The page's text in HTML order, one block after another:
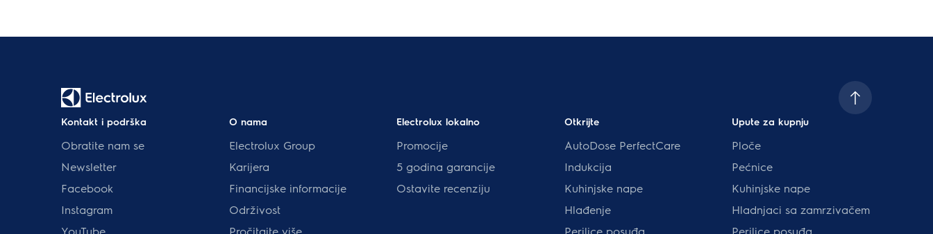
Kontakt i podrška
Obratite nam se
Newsletter
Facebook
Instagram
YouTube
O nama
Electrolux Group
Karijera
Financijske informacije
Održivost
Pročitajte više
Electrolux lokalno
Promocije
5 godina garancije
Ostavite recenziju
Otkrijte
AutoDose PerfectCare
Indukcija
Kuhinjske nape
Hlađenje
Perilice posuđa
Upute za kupnju
Ploče
Pećnice
Kuhinjske nape
Hladnjaci sa zamrzivačem
Perilice posuđa